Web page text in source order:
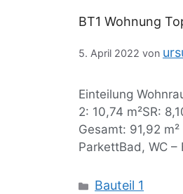
BT1 Wohnung
5. April 2022 von
Einteilung
2: 10,74 m²SR:
Gesamt: 91,92
ParkettBad, WC
Bauteil 1